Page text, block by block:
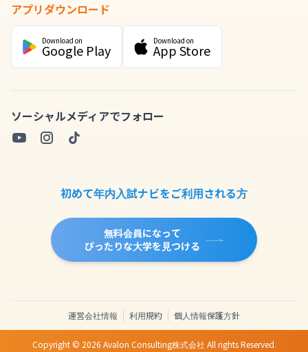
アプリダウンロード
Download on
Google Play
Download on
App Store
ソーシャルメディアでフォロー
初めて年内入試ナビをご利用される方
無料会員になって
ぴったりな大学を見つける
運営会社情報 利用規約 個人情報保護方針
Copyright © 2026 Avalon Consulting株式会社 All rights Reserved.